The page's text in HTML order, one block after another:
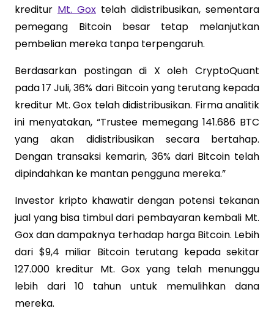
kreditur Mt. Gox telah didistribusikan, sementara
pemegang Bitcoin besar tetap melanjutkan
pembelian mereka tanpa terpengaruh.
Berdasarkan postingan di X oleh CryptoQuant
pada 17 Juli, 36% dari Bitcoin yang terutang kepada
kreditur Mt. Gox telah didistribusikan. Firma analitik
ini menyatakan, “Trustee memegang 141.686 BTC
yang akan didistribusikan secara bertahap.
Dengan transaksi kemarin, 36% dari Bitcoin telah
dipindahkan ke mantan pengguna mereka.”
Investor kripto khawatir dengan potensi tekanan
jual yang bisa timbul dari pembayaran kembali Mt.
Gox dan dampaknya terhadap harga Bitcoin. Lebih
dari $9,4 miliar Bitcoin terutang kepada sekitar
127.000 kreditur Mt. Gox yang telah menunggu
lebih dari 10 tahun untuk memulihkan dana
mereka.